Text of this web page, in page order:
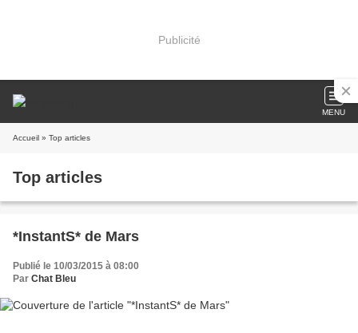
Publicité
MENU
Accueil » Top articles
Top articles
*InstantS* de Mars
Publié le 10/03/2015 à 08:00
Par Chat Bleu